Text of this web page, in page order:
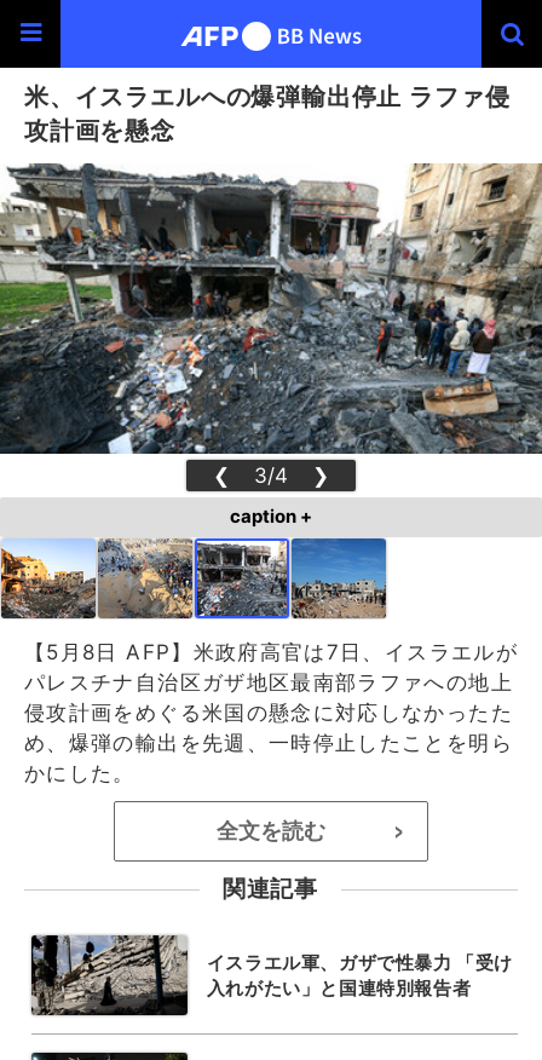
米、イスラエルへの爆弾輸出停止 ラファ侵
攻計画を懸念
❮ 3/4 ❯
caption +
【5月8日 AFP】米政府高官は7日、イスラエルが
パレスチナ自治区ガザ地区最南部ラファへの地上
侵攻計画をめぐる米国の懸念に対応しなかったた
め、爆弾の輸出を先週、一時停止したことを明ら
かにした。
全文を読む >
関連記事
イスラエル軍、ガザで性暴力 「受け
入れがたい」と国連特別報告者